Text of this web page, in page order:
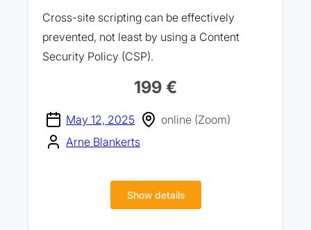
Cross-site scripting can be effectively
prevented, not least by using a Content
Security Policy (CSP).
199 €
May 12, 2025
online (Zoom)
Arne Blankerts
Show details